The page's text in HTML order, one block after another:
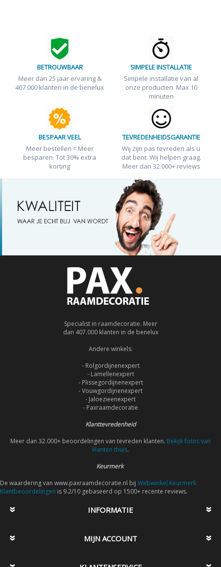
BETROUWBAAR
Meer dan 25 jaar ervaring &
407.000 klanten in de benelux
SIMPELE INSTALLATIE
Simpele installatie van al
onze producten. Max 10
minuten
BESPAAR VEEL
Meer bestellen = Meer
besparen. Tot 30% extra
korting
TEVREDENHEIDSGARANTIE
Wij zijn pas tevreden als u
dat bent. Wij helpen graag.
Meer dan 32.000+ reviews
Specialist in raamdecoratie. Meer
dan 407.000 klanten in de benelux
Andere winkels:
- Rolgordijnenexpert
- Lamellenexpert
- Plissegordijnenexpert
- Vouwgordijnenexpert
- Jaloezieenexpert
- Paxraamdecoratie
Klanttevredenheid
Meer dan 32.000+ beoordelingen van tevreden klanten. Bekijk fotos van
klanten thuis.
Keurmerk
De waardering van www.paxraamdecoratie.nl bij Webwinkel Keurmerk
Klantbeoordelingen is 9.2/10 gebaseerd op 1500+ recente reviews.
INFORMATIE
MIJN ACCOUNT